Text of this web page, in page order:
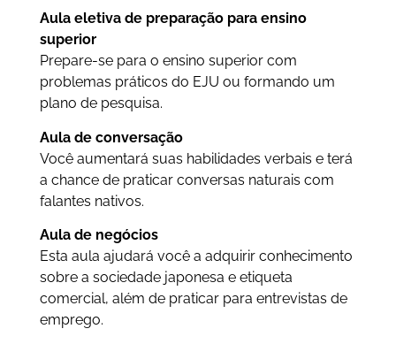
Aula eletiva de preparação para ensino
superior
Prepare-se para o ensino superior com
problemas práticos do EJU ou formando um
plano de pesquisa.
Aula de conversação
Você aumentará suas habilidades verbais e terá
a chance de praticar conversas naturais com
falantes nativos.
Aula de negócios
Esta aula ajudará você a adquirir conhecimento
sobre a sociedade japonesa e etiqueta
comercial, além de praticar para entrevistas de
emprego.